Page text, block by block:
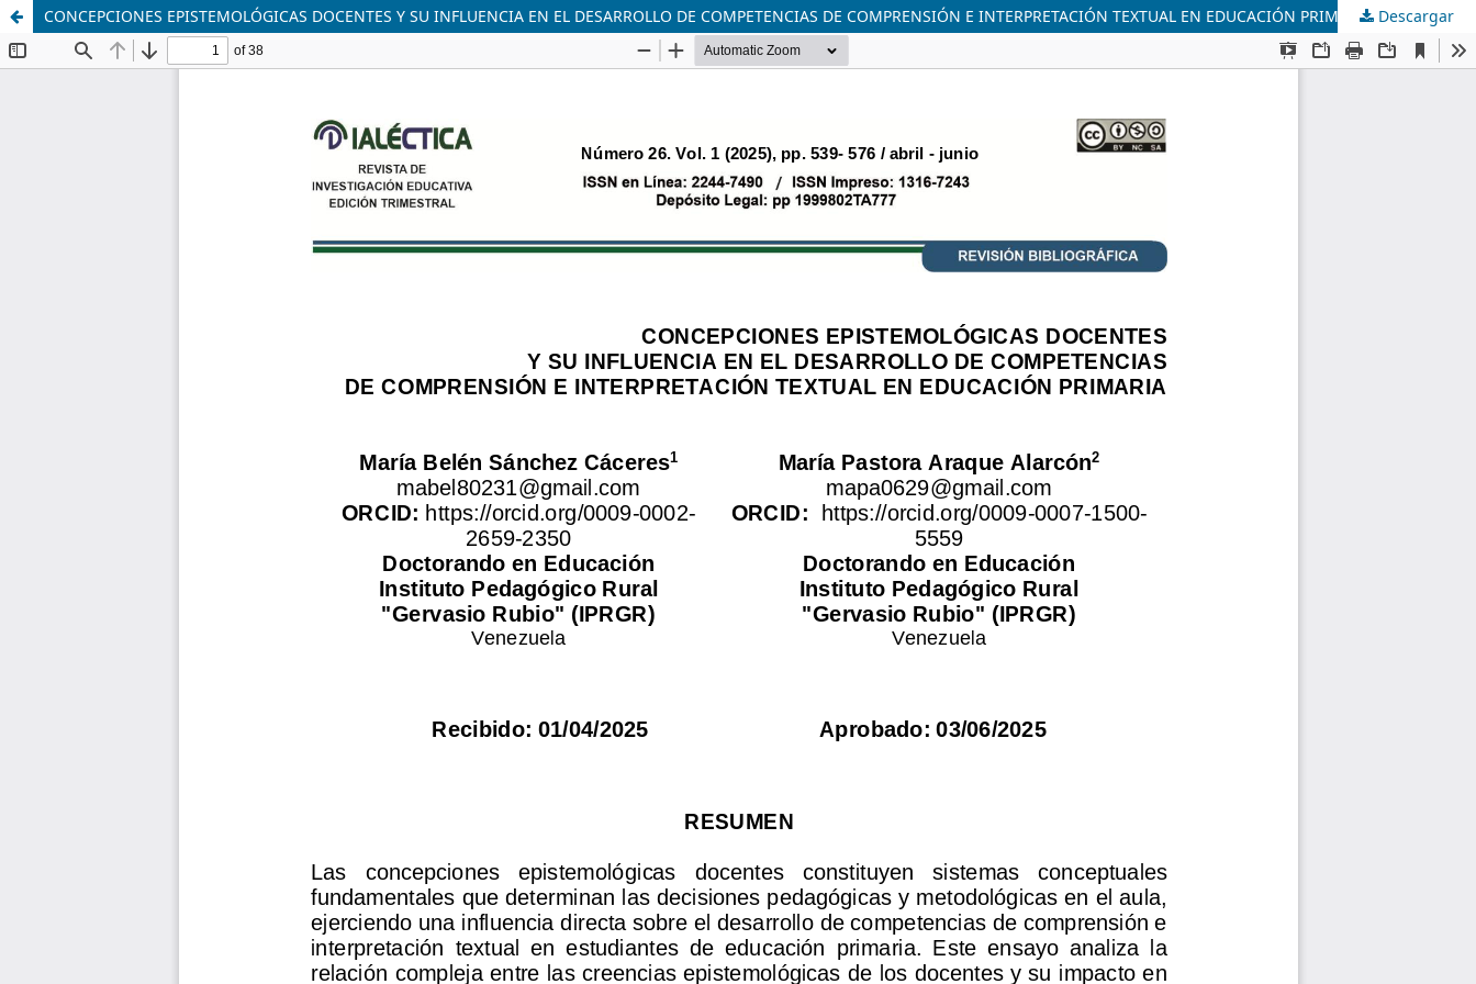
CONCEPCIONES EPISTEMOLÓGICAS DOCENTES Y SU INFLUENCIA EN EL DESARROLLO DE COMPETENCIAS DE COMPRENSIÓN E INTERPRETACIÓN TEXTUAL EN EDUCACIÓN PRIMARIA Descargar